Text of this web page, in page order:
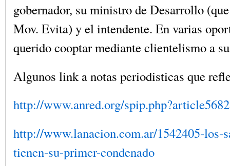
gobernador, su ministro de Desarrollo
Mov. Evita) y el intendente. En varias
querido cooptar mediante clientelismo a
Algunos link a notas periodisticas que
http://www.anred.org/spip.php?article5682
http://www.lanacion.com.ar/1542405-los-
tienen-su-primer-condenado